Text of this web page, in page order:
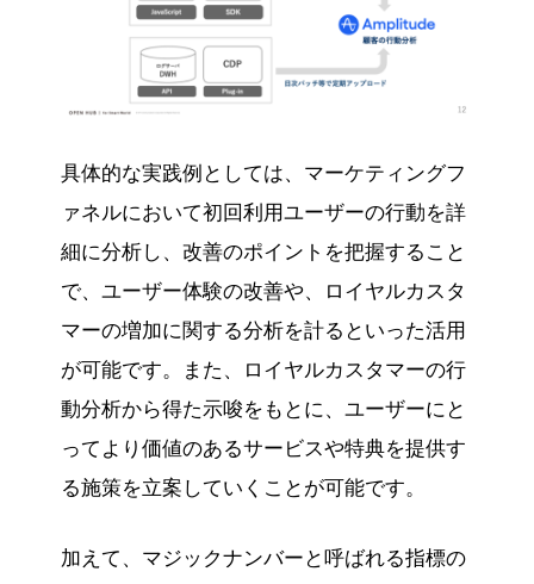
具体的な実践例としては、マーケティングフ
ァネルにおいて初回利用ユーザーの行動を詳
細に分析し、改善のポイントを把握すること
で、ユーザー体験の改善や、ロイヤルカスタ
マーの増加に関する分析を計るといった活用
が可能です。また、ロイヤルカスタマーの行
動分析から得た示唆をもとに、ユーザーにと
ってより価値のあるサービスや特典を提供す
る施策を立案していくことが可能です。
加えて、マジックナンバーと呼ばれる指標の